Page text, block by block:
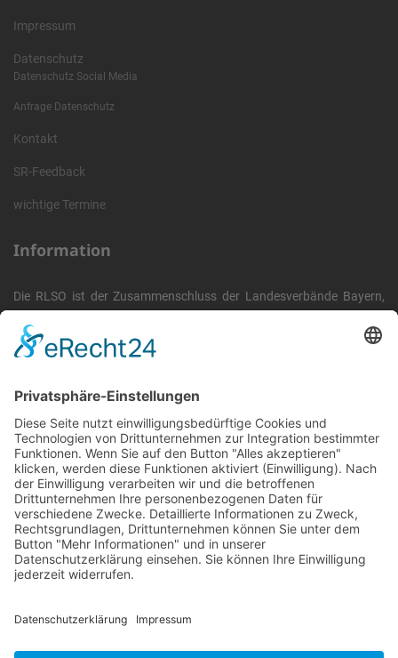
Impressum
Datenschutz
Datenschutz Social Media
Anfrage Datenschutz
Kontakt
SR-Feedback
wichtige Termine
Information
Die RLSO ist der Zusammenschluss der Landesverbände Bayern,
gleichzeitig Veranstalter der Spiele der Regionalliga in
verschiedenen Ligen.
Die RLSO ist jetzt auch erreichbar unter der Adresse
https://rlso.basketball
Wir betreiben ...